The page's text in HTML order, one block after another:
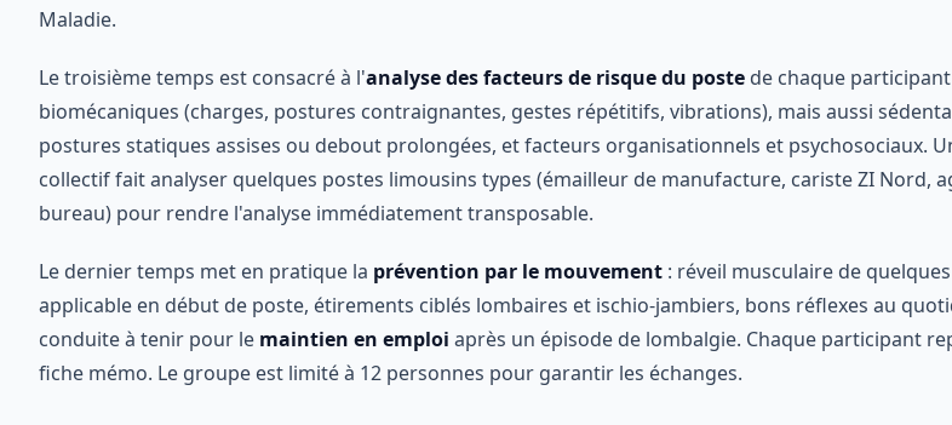
Maladie.
Le troisième temps est consacré à l'analyse des facteurs de risque du poste de chaque
biomécaniques (charges, postures contraignantes, gestes répétitifs, vibrations), mais aussi
postures statiques assises ou debout prolongées, et facteurs organisationnels et psychosociaux.
collectif fait analyser quelques postes limousins types (émailleur de manufacture, cariste ZI Nord,
bureau) pour rendre l'analyse immédiatement transposable.
Le dernier temps met en pratique la prévention par le mouvement : réveil musculaire de
applicable en début de poste, étirements ciblés lombaires et ischio-jambiers, bons réflexes au
conduite à tenir pour le maintien en emploi après un épisode de lombalgie. Chaque participant
fiche mémo. Le groupe est limité à 12 personnes pour garantir les échanges.